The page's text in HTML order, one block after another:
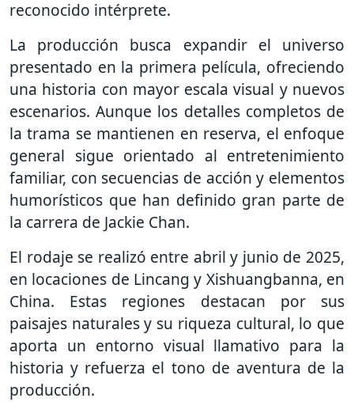
reconocido intérprete.
La producción busca expandir el universo
presentado en la primera película, ofreciendo
una historia con mayor escala visual y nuevos
escenarios. Aunque los detalles completos de
la trama se mantienen en reserva, el enfoque
general sigue orientado al entretenimiento
familiar, con secuencias de acción y elementos
humorísticos que han definido gran parte de
la carrera de Jackie Chan.
El rodaje se realizó entre abril y junio de 2025,
en locaciones de Lincang y Xishuangbanna, en
China. Estas regiones destacan por sus
paisajes naturales y su riqueza cultural, lo que
aporta un entorno visual llamativo para la
historia y refuerza el tono de aventura de la
producción.